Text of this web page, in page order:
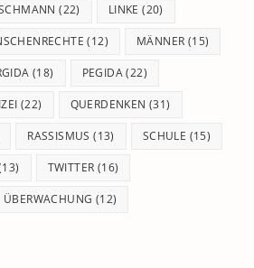
(22) LINKE (20)
(12) MÄNNER (15)
(18) PEGIDA(22)
(22) QUERDENKEN (31)
RASSISMUS (13) SCHULE (15)
TWITTER (16)
ÜBERWACHUNG (12)